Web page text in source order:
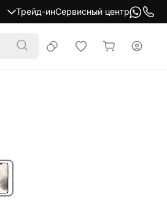
Трейд-инСервисный центр